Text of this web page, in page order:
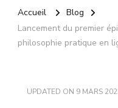
Accueil
Blog
Lancement du premier
philosophie pratique en
UPDATED ON 9 MARS